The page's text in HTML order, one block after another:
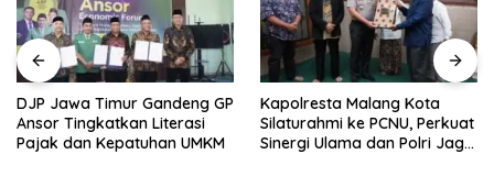
DJP Jawa Timur Gandeng GP
Ansor Tingkatkan Literasi
Pajak dan Kepatuhan UMKM
Kapolresta Malang Kota
Silaturahmi ke PCNU, Perkuat
Sinergi Ulama dan Polri Jaga